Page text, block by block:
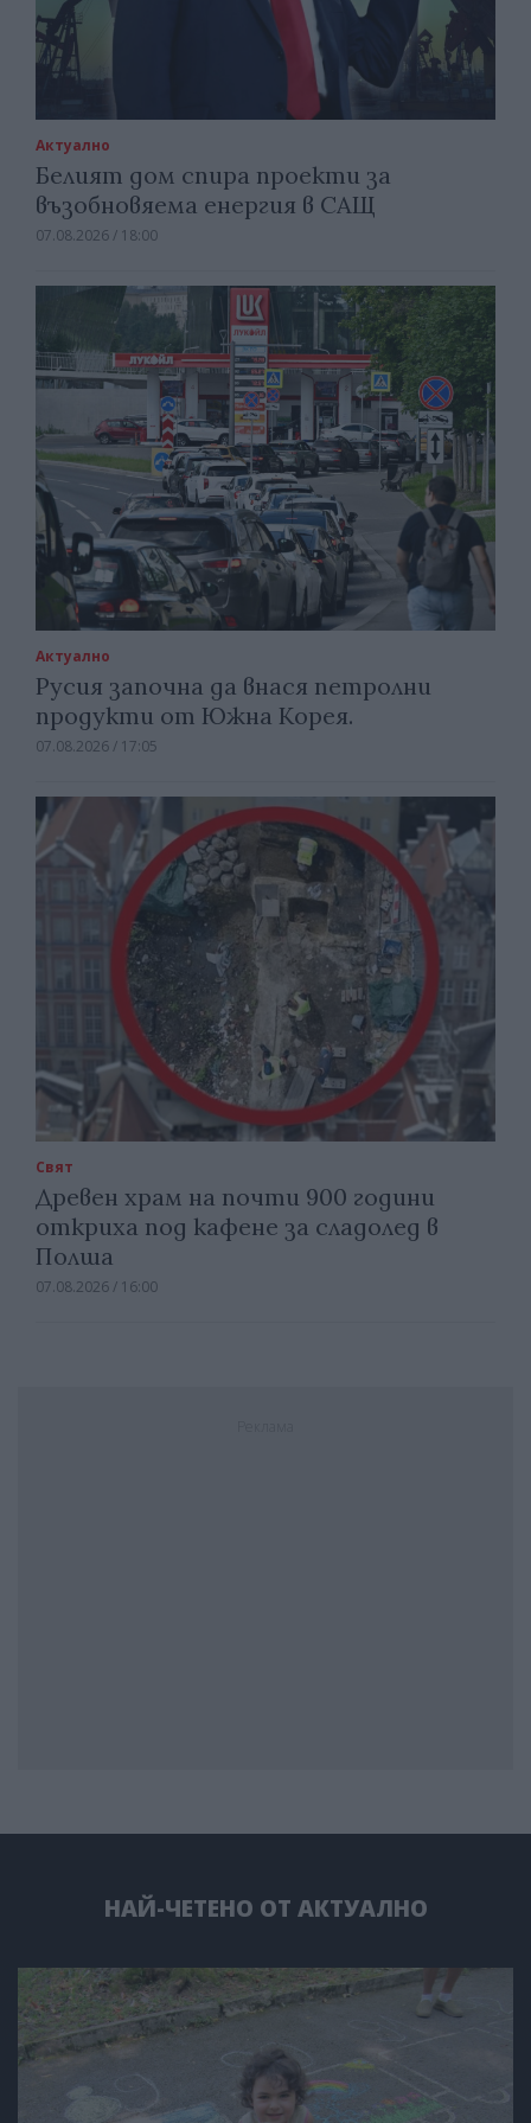
Актуално
Белият дом спира проекти за
възобновяема енергия в САЩ
07.08.2026 / 18:00
Актуално
Русия започна да внася петролни
продукти от Южна Корея.
07.08.2026 / 17:05
Свят
Древен храм на почти 900 години
откриха под кафене за сладолед в
Полша
07.08.2026 / 16:00
НАЙ-ЧЕТЕНО ОТ АКТУАЛНО